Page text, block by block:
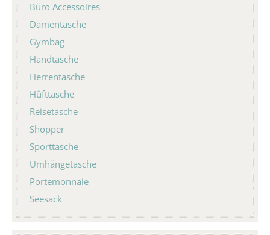
Büro Accessoires
Damentasche
Gymbag
Handtasche
Herrentasche
Hüfttasche
Reisetasche
Shopper
Sporttasche
Umhängetasche
Portemonnaie
Seesack